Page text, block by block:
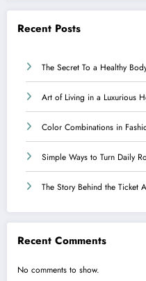
Recent Posts
The Secret To a Healthy
Art of Living in a Luxurious
Color Combinations in
Simple Ways to Turn Daily
The Story Behind the Ticket
Recent Comments
No comments to show.